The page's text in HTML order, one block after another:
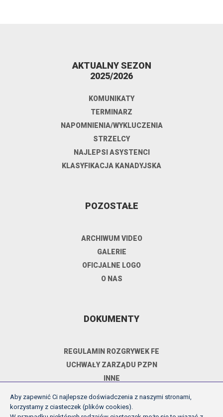
AKTUALNY SEZON
2025/2026
KOMUNIKATY
TERMINARZ
NAPOMNIENIA/WYKLUCZENIA
STRZELCY
NAJLEPSI ASYSTENCI
KLASYFIKACJA KANADYJSKA
POZOSTAŁE
ARCHIWUM VIDEO
GALERIE
OFICJALNE LOGO
O NAS
DOKUMENTY
REGULAMIN ROZGRYWEK FE
UCHWAŁY ZARZĄDU PZPN
INNE
Aby zapewnić Ci najlepsze doświadczenia z naszymi stronami,
korzystamy z ciasteczek (plików cookies).